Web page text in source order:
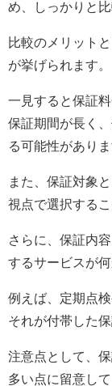
め、しっかりと
比較のメリット
が挙げられます。
一見すると保証
保証期間が長く
る可能性がありま
また、保証対象
視点で選択するこ
さらに、保証内
するサービスが
例えば、定期点
それが付帯した
注意点として、
多い点に留意して